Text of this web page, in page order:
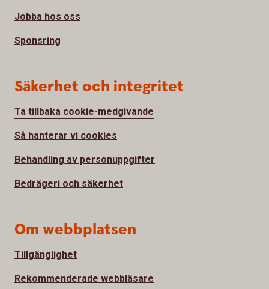
Jobba hos oss
Sponsring
Säkerhet och integritet
Ta tillbaka cookie-medgivande
Så hanterar vi cookies
Behandling av personuppgifter
Bedrägeri och säkerhet
Om webbplatsen
Tillgänglighet
Rekommenderade webbläsare